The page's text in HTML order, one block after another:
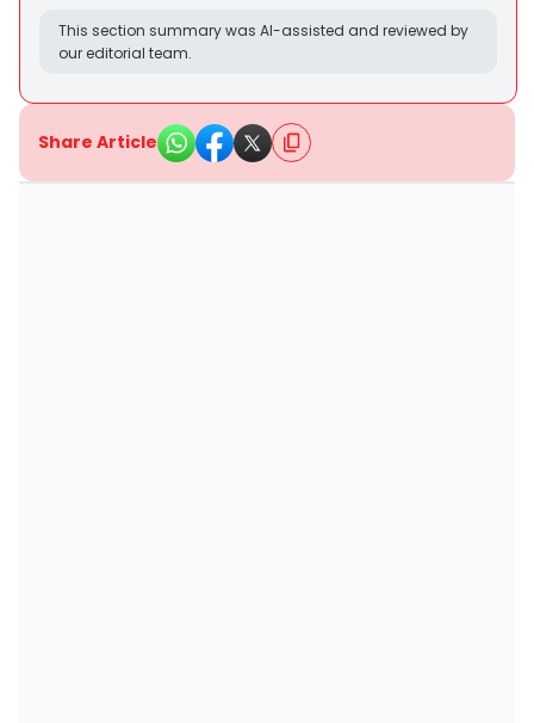
This section summary was AI-assisted and reviewed by
our editorial team.
Share Article